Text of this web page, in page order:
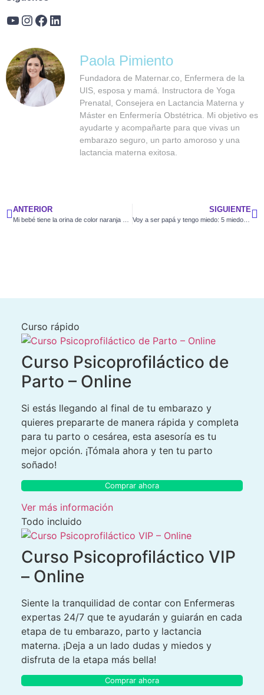
Paola Pimiento
Fundadora de Maternar.co, Enfermera de la
UIS, esposa y mamá. Instructora de Yoga
Prenatal, Consejera en Lactancia Materna y
Máster en Enfermería Obstétrica. Mi objetivo es
ayudarte y acompañarte para que vivas un
embarazo seguro, un parto amoroso y una
lactancia materna exitosa.
ANTERIOR SIGUIENTE
Voy a ser papá y tengo miedo: 5 miedos de la paternidad y porqué surgen
Curso rápido
Curso Psicoprofiláctico de
Parto – Online
Si estás llegando al final de tu embarazo y
quieres prepararte de manera rápida y completa
para tu parto o cesárea, esta asesoría es tu
mejor opción. ¡Tómala ahora y ten tu parto
soñado!
Comprar ahora
Ver más información
Todo incluido
Curso Psicoprofiláctico VIP
– Online
Siente la tranquilidad de contar con Enfermeras
expertas 24/7 que te ayudarán y guiarán en cada
etapa de tu embarazo, parto y lactancia
materna. ¡Deja a un lado dudas y miedos y
disfruta de la etapa más bella!
Comprar ahora